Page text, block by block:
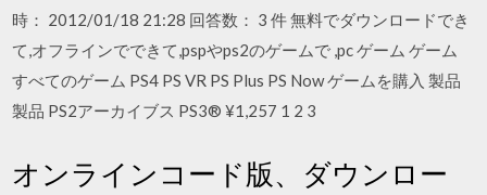
時： 2012/01/18 21:28 回答数： 3 件 無料でダウンロードでき
て,オフラインでできて,pspやps2のゲームで ,pc ゲーム ゲーム
すべてのゲーム PS4 PS VR PS Plus PS Now ゲームを購入 製品
製品 PS2アーカイブス PS3® ¥1,257 1 2 3
オンラインコード版、ダウンロー